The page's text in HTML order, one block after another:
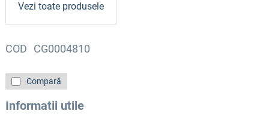
Compară
Informatii utile
COD CG0004810
Vezi toate produsele